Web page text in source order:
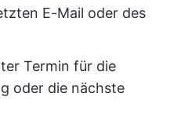
E-Mail oder des
Termin für die
oder die nächste